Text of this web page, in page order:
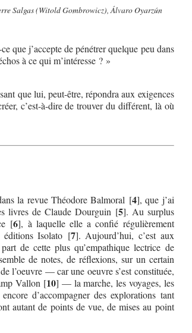
Salgas (Witold Gombrowicz), Álvaro Oyarzún
que j’accepte de pénétrer quelque peu dans
à ce qui m’intéresse ? »
que lui, peut-être, répondra aux exigences
c’est-à-dire de trouver du différent, là où
la revue Théodore Balmoral [4], que j’ai
livres de Claude Dourguin [5]. Au surplus
[6], à laquelle elle a confié régulièrement
éditions Isolato [7]. Aujourd’hui, c’est aux
de cette plus qu’empathique lectrice de
de notes, de réflexions, sur un certain
l’oeuvre — car une oeuvre s’est constituée,
Vallon [10] — la marche, les voyages, les
d’accompagner des explorations tant
autant de points de vue, de mises au point